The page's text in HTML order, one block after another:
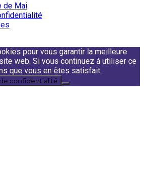
de Mai
pour vous garantir la meilleure
web. Si vous continuez à utiliser ce
que vous en êtes satisfait.
confidentialité